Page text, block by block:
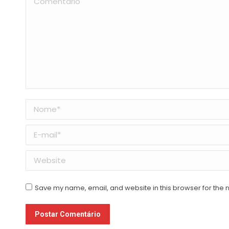
Nome *
E-mail *
Website
Save my name, email, and website in this browser for the
Postar Comentário